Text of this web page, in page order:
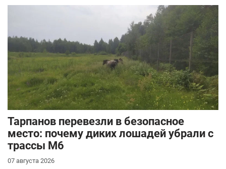
Тарпанов перевезли в безопасное
место: почему диких лошадей убрали с
трассы М6
07 августа 2026